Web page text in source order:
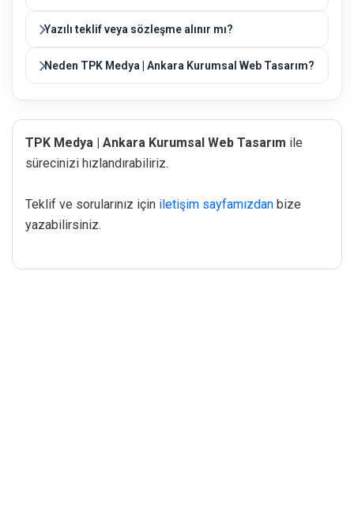
Yazılı teklif veya sözleşme alınır mı?
Neden TPK Medya | Ankara Kurumsal Web Tasarım?
TPK Medya | Ankara Kurumsal Web Tasarım ile
sürecinizi hızlandırabiliriz.
Teklif ve sorularınız için iletişim sayfamızdan bize
yazabilirsiniz.